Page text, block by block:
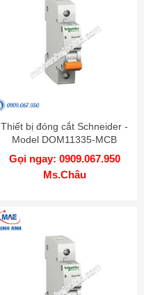
Thiết bị đóng cắt Schneider -
Model DOM11335-MCB
Gọi ngay: 0909.067.950
Ms.Châu